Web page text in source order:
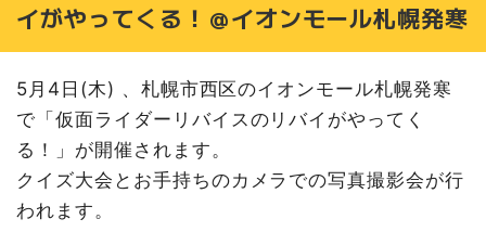
イがやってくる！＠イオンモール札幌発寒
5月4日(木) 、札幌市西区のイオンモール札幌発寒
で「仮面ライダーリバイスのリバイがやってく
る！」が開催されます。
クイズ大会とお手持ちのカメラでの写真撮影会が行
われます。